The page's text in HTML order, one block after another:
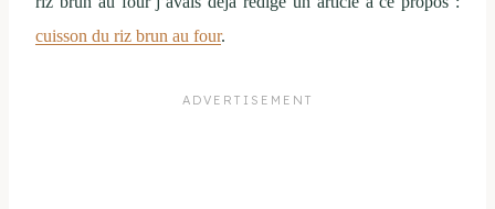
cuisson du riz brun au four.